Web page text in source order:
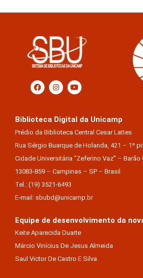
Biblioteca Digital da Unicamp
Prédio da Biblioteca Central Cesar Lattes
Rua Sérgio Buarque de Holanda, 421 – 1º
Cidade Universitária “Zeferino Vaz” – Barão
13083-859 – Campinas – SP – Brasil
Tel.: (19) 3521-6493
E-mail: sbubd@unicamp.br
Equipe de desenvolvimento da
Keite Aparecida Duarte
Márcio Vinícius De Jesus Almeida
Saul Victor De Castro E Silva